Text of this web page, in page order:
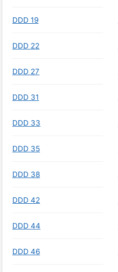
DDD 19
DDD 22
DDD 27
DDD 31
DDD 33
DDD 35
DDD 38
DDD 42
DDD 44
DDD 46